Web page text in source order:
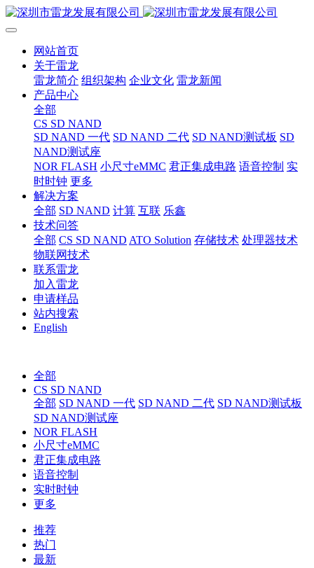
网站首页
关于雷龙
雷龙简介 组织架构 企业文化 雷龙新闻
产品中心
全部
CS SD NAND
SD NAND 一代 SD NAND 二代 SD NAND测试板 SD
NAND测试座
NOR FLASH 小尺寸eMMC 君正集成电路 语音控制 实
时时钟 更多
解决方案
全部 SD NAND 计算 互联 乐鑫
技术问答
全部 CS SD NAND ATO Solution 存储技术 处理器技术
物联网技术
联系雷龙
加入雷龙
申请样品
站内搜索
English
全部
CS SD NAND
全部 SD NAND 一代 SD NAND 二代 SD NAND测试板
SD NAND测试座
NOR FLASH
小尺寸eMMC
君正集成电路
语音控制
实时时钟
更多
推荐
热门
最新